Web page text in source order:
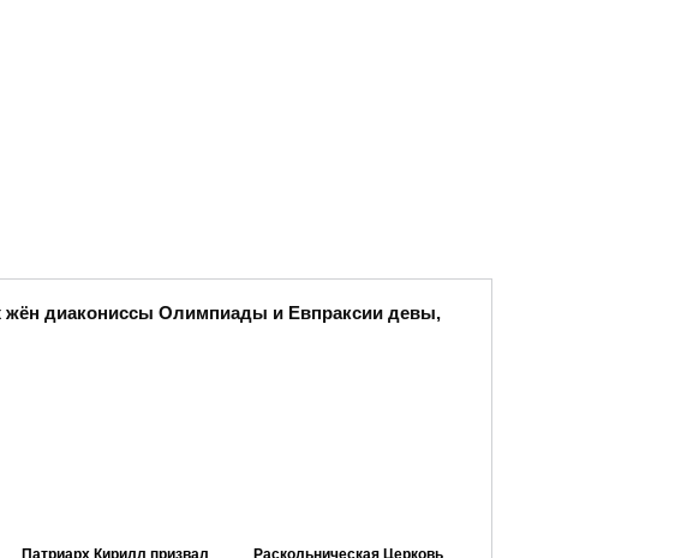
жён диакониссы Олимпиады и Евпраксии девы,
Патриарх Кирилл призвал
Раскольническая Церковь